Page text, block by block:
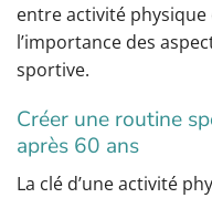
entre activité
l’importance des
sportive.
Créer une routine
après 60 ans
La clé d’une activité